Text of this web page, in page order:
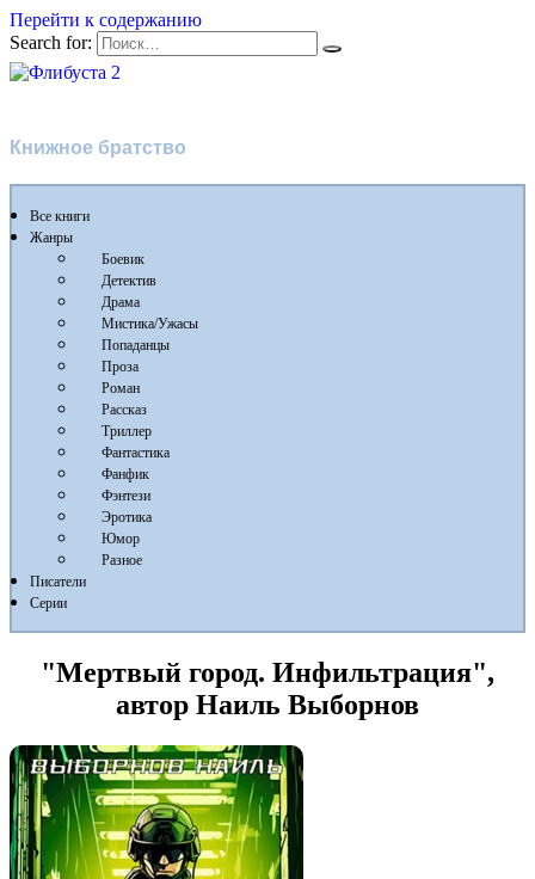
Перейти к содержанию
Search for:
Книжное братство
Все книги
Жанры
Боевик
Детектив
Драма
Мистика/Ужасы
Попаданцы
Проза
Роман
Рассказ
Триллер
Фантастика
Фанфик
Фэнтези
Эротика
Юмор
Разное
Писатели
Серии
"Мертвый город. Инфильтрация",
автор Наиль Выборнов